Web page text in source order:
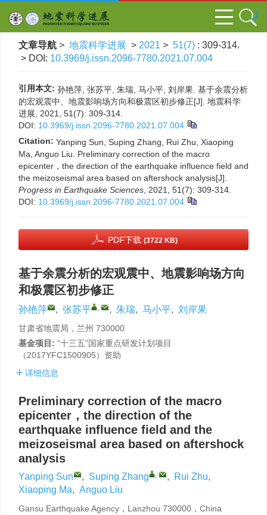
文章导航 > 地震科学进展 > 2021 > 51(7) : 309-314.
> DOI: 10.3969/j.issn.2096-7780.2021.07.004
引用本文: 孙艳萍, 张苏平, 朱瑞, 马小平, 刘岸果. 基于余震分析
的宏观震中、地震影响场方向和极震区初步修正[J]. 地震科学
进展, 2021, 51(7): 309-314.
DOI: 10.3969/j.issn.2096-7780.2021.07.004
Citation: Yanping Sun, Suping Zhang, Rui Zhu, Xiaoping
Ma, Anguo Liu. Preliminary correction of the macro
epicenter，the direction of the earthquake influence field and
the meizoseismal area based on aftershock analysis[J].
Progress in Earthquake Sciences , 2021, 51(7): 309-314.
DOI: 10.3969/j.issn.2096-7780.2021.07.004
PDF下载 (3722 KB)
基于余震分析的宏观震中、地震影响场方向
和极震区初步修正
孙艳萍 , 张苏平 , , 朱瑞, 马小平, 刘岸果
甘肃省地震局，兰州 730000
基金项目: “十三五”国家重点研发计划项目
（2017YFC1500905）资助
详细信息
Preliminary correction of the macro
epicenter，the direction of the
earthquake influence field and the
meizoseismal area based on aftershock
analysis
Yanping Sun , Suping Zhang , , Rui Zhu,
Xiaoping Ma, Anguo Liu
Gansu Earthquake Agency，Lanzhou 730000，China